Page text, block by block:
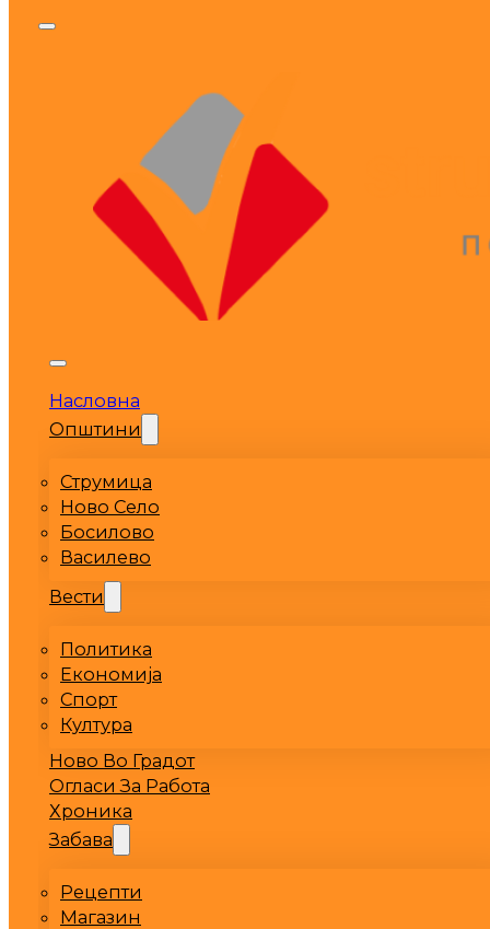
Насловна
Општини
Струмица
Ново Село
Босилово
Василево
Вести
Политика
Економија
Спорт
Култура
Ново Во Градот
Огласи За Работа
Хроника
Забава
Рецепти
Магазин